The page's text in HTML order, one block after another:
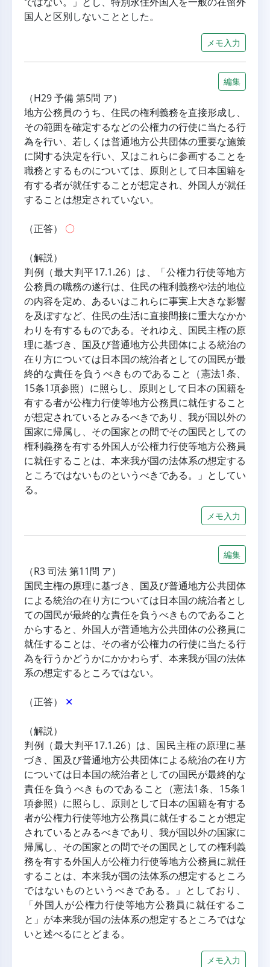
国人と区別しないこととした。
メモ入力
編集
（H29 予備 第5問 ア）
地方公務員のうち、住民の権利義務を直接形成し、
その範囲を確定するなどの公権力の行使に当たる行
為を行い、若しくは普通地方公共団体の重要な施策
に関する決定を行い、又はこれらに参画することを
職務とするものについては、原則として日本国籍を
有する者が就任することが想定され、外国人が就任
することは想定されていない。
（正答） 〇
（解説）
判例（最大判平17.1.26）は、「公権力行使等地方
公務員の職務の遂行は、住民の権利義務や法的地位
の内容を定め、あるいはこれらに事実上大きな影響
を及ぼすなど、住民の生活に直接間接に重大なかか
わりを有するものである。それゆえ、国民主権の原
理に基づき、国及び普通地方公共団体による統治の
在り方については日本国の統治者としての国民が最
終的な責任を負うべきものであること（憲法1条、
15条1項参照）に照らし、原則として日本の国籍を
有する者が公権力行使等地方公務員に就任すること
が想定されているとみるべきであり、我が国以外の
国家に帰属し、その国家との間でその国民としての
権利義務を有する外国人が公権力行使等地方公務員
に就任することは、本来我が国の法体系の想定する
ところではないものというべきである。」としてい
る。
メモ入力
編集
（R3 司法 第11問 ア）
国民主権の原理に基づき、国及び普通地方公共団体
による統治の在り方については日本国の統治者とし
ての国民が最終的な責任を負うべきものであること
からすると、外国人が普通地方公共団体の公務員に
就任することは、その者が公権力の行使に当たる行
為を行うかどうかにかかわらず、本来我が国の法体
系の想定するところではない。
（正答） ✕
（解説）
判例（最大判平17.1.26）は、国民主権の原理に基
づき、国及び普通地方公共団体による統治の在り方
については日本国の統治者としての国民が最終的な
責任を負うべきものであること（憲法1条、15条1
項参照）に照らし、原則として日本の国籍を有する
者が公権力行使等地方公務員に就任することが想定
されているとみるべきであり、我が国以外の国家に
帰属し、その国家との間でその国民としての権利義
務を有する外国人が公権力行使等地方公務員に就任
することは、本来我が国の法体系の想定するところ
ではないものというべきである。」としており、
「外国人が公権力行使等地方公務員に就任するこ
と」が本来我が国の法体系の想定するところではな
いと述べるにとどまる。
メモ入力